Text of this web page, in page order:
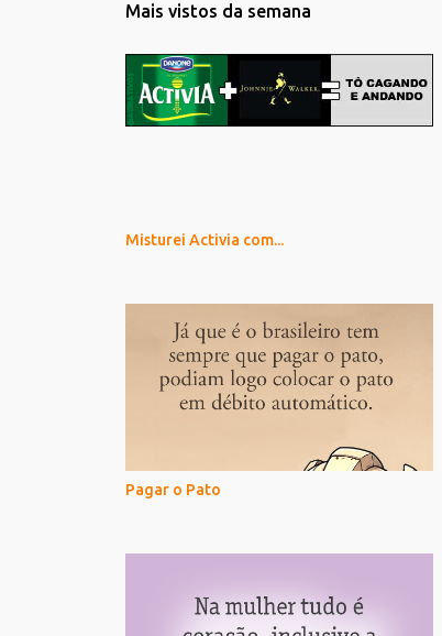
Mais vistos da semana
Misturei Activia com...
Pagar o Pato